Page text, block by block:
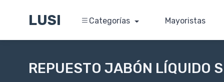
LUSI Categorías Mayoristas
REPUESTO JABÓN LÍQUIDO